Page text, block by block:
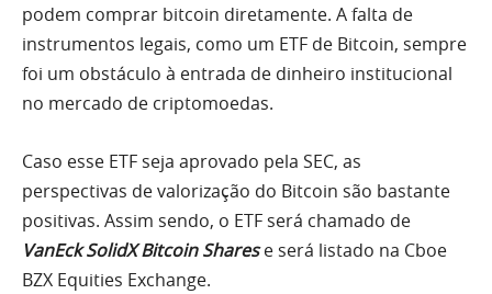
podem comprar bitcoin diretamente. A falta de
instrumentos legais, como um ETF de Bitcoin, sempre
foi um obstáculo à entrada de dinheiro institucional
no mercado de criptomoedas.
Caso esse ETF seja aprovado pela SEC, as
perspectivas de valorização do Bitcoin são bastante
positivas. Assim sendo, o ETF será chamado de
VanEck SolidX Bitcoin Sharese será listado na Cboe
BZX Equities Exchange.